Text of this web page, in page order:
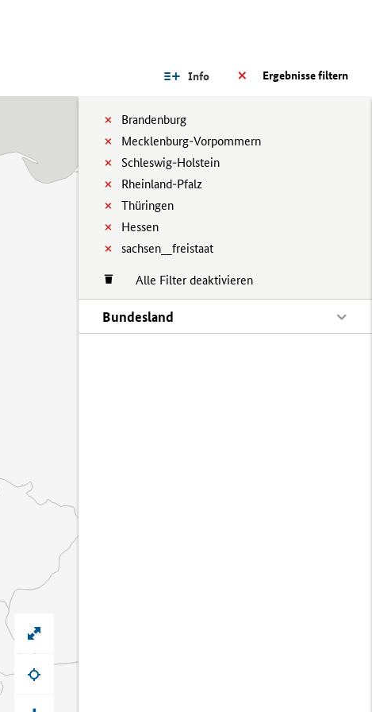
Ergebnisse filtern
Info
Brandenburg
Mecklenburg-Vorpommern
Schleswig-Holstein
Rheinland-Pfalz
Thüringen
Hessen
sachsen__freistaat
Alle Filter deaktivieren
Bundesland